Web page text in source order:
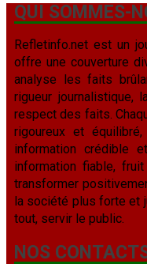
QUI SOMMES-
Refletinfo.net est un
offre une couverture
analyse les faits
rigueur journalistique,
respect des faits.
rigoureux et
information crédible
information fiable,
transformer
la société plus forte et
tout, servir le public.
NOS